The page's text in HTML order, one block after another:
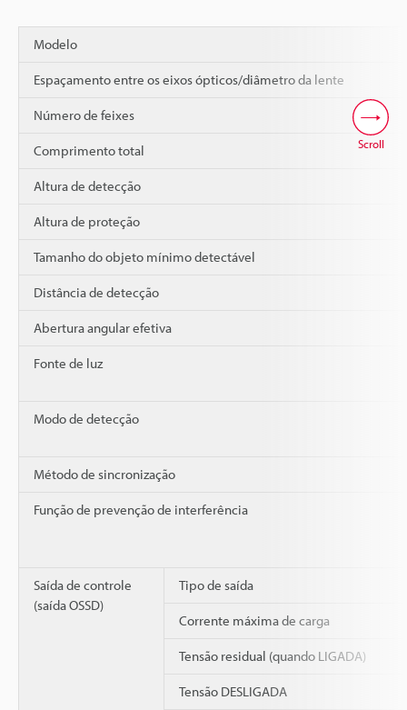
Modelo
Espaçamento entre os eixos ópticos/diâmetro da lente
Número de feixes
Comprimento total
Altura de detecção
Altura de proteção
Tamanho do objeto mínimo detectável
Distância de detecção
Abertura angular efetiva
Fonte de luz
Modo de detecção
Método de sincronização
Função de prevenção de interferência
Saída de controle
(saída OSSD)
Tipo de saída
Corrente máxima de carga
Tensão residual (quando LIGADA)
Tensão DESLIGADA
Scroll